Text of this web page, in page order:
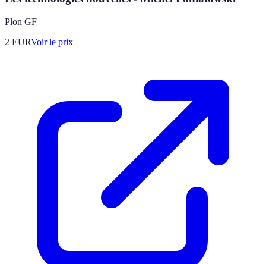
Plon GF
2 EURVoir le prix